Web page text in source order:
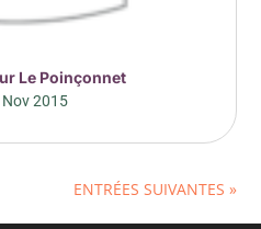
Le Poinçonnet
Nov 2015
ENTRÉES SUIVANTES »